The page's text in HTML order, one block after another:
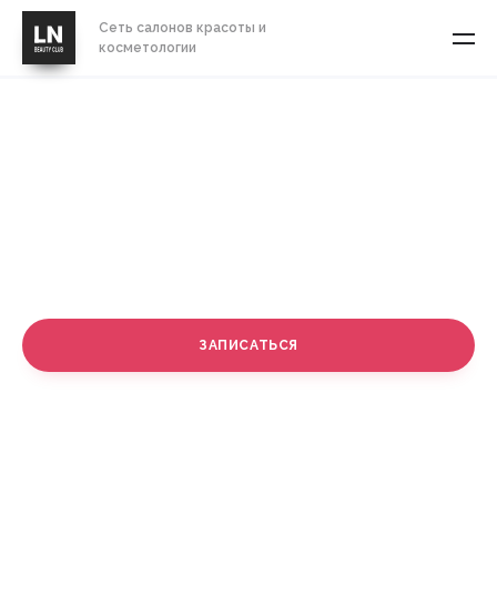
Сеть салонов красоты и
косметологии
ЗАПИСАТЬСЯ